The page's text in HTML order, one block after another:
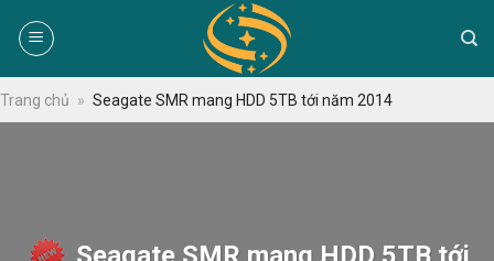
Trang chủ » Seagate SMR mang HDD 5TB tới năm 2014
Seagate SMR mang HDD 5TB tới